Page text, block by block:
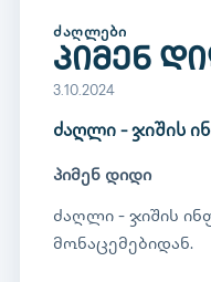
ᲫᲐᲦᲚᲔᲑᲘ
პიმენ
3.10.2024
ძაღლი - ჯიშის
პიმენ დიდი
ძაღლი - ჯიშის
მონაცემებიდან.